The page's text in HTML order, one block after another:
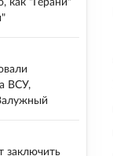
как "Герани"
ВСУ,
заключить